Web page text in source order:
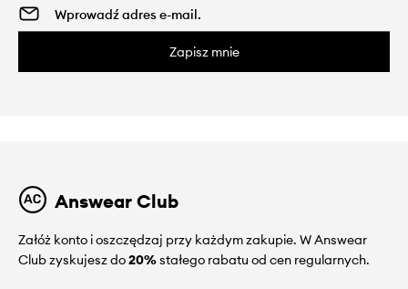
Zapisz mnie
Answear Club
Załóż konto i oszczędzaj przy każdym zakupie. W Answear
Club zyskujesz do20%stałego rabatu od cen regularnych.